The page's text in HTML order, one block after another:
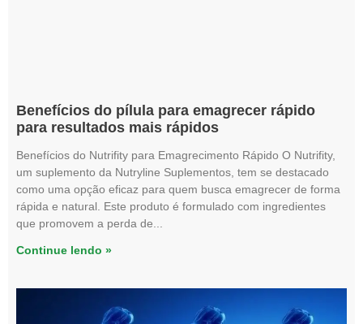
Benefícios do pílula para emagrecer rápido
para resultados mais rápidos
Benefícios do Nutrifity para Emagrecimento Rápido O Nutrifity,
um suplemento da Nutryline Suplementos, tem se destacado
como uma opção eficaz para quem busca emagrecer de forma
rápida e natural. Este produto é formulado com ingredientes
que promovem a perda de
Continue lendo »